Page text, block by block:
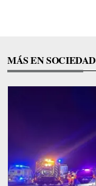
MÁS EN SOCIEDAD